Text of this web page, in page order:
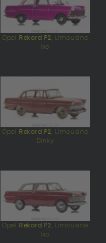
Opel Rekord P2, Limousine
Ixo
Opel Rekord P2, Limousine
Dinky
Opel Rekord P2, Limousine
Ixo